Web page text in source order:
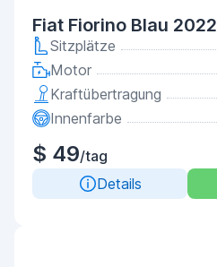
Fiat Fiorino Blau 2022
Sitzplätze
Motor
Kraftübertragung
Innenfarbe
$ 49/tag
Details